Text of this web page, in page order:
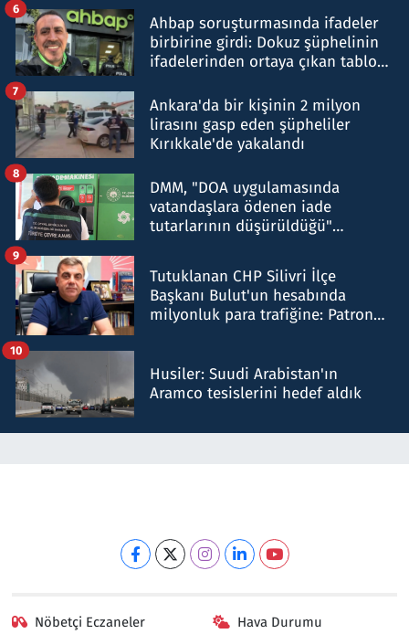
Ahbap soruşturmasında ifadeler
birbirine girdi: Dokuz şüphelinin
ifadelerinden ortaya çıkan tablo
6
Ankara'da bir kişinin 2 milyon
lirasını gasp eden şüpheliler
Kırıkkale'de yakalandı
7
DMM, "DOA uygulamasında
vatandaşlara ödenen iade
tutarlarının düşürüldüğü"
8
Tutuklanan CHP Silivri İlçe
Başkanı Bulut'un hesabında
milyonluk para trafiğine: Patron
9
Husiler: Suudi Arabistan'ın
Aramco tesislerini hedef aldık
10
Nöbetçi Eczaneler Hava Durumu